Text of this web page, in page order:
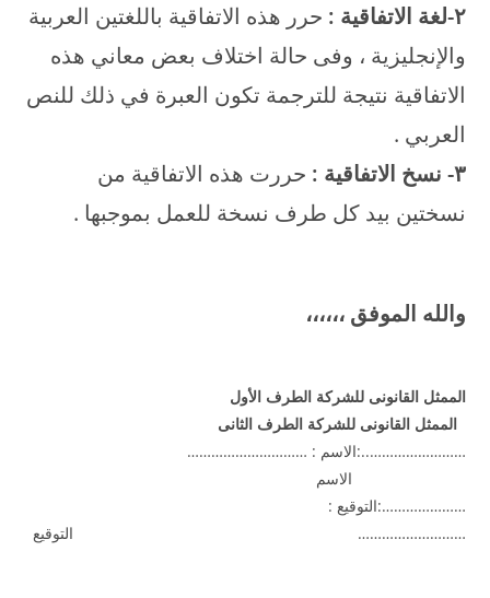
۲-لغة الاتفاقية :
حرر هذه الاتفاقية باللغتين العربية
والإنجليزية ، وفى حالة اختلاف بعض معاني هذه
الاتفاقية نتيجة للترجمة تكون العبرة في ذلك للنص
العربي .
۳- نسخ الاتفاقية :
حررت هذه الاتفاقية من
نسختين بيد كل طرف نسخة للعمل بموجبها .
والله الموفق ،،،،،،
الممثل القانونى للشركة الطرف الأول
الممثل القانونى للشركة الطرف الثانى
……………………..:الاسم : …………………………
الاسم
…………………:التوقيع :
……………………… التوقيع